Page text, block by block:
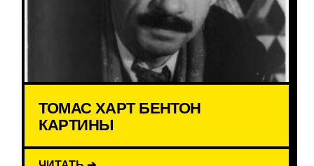
ТОМАС ХАРТ БЕНТОН
КАРТИНЫ